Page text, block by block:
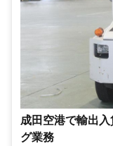
成田空港で輸出
グ業務